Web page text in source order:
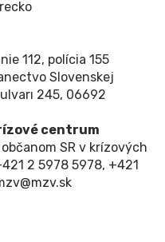
112, polícia 155
Slovenskej
245, 06692
centrum
SR v krízových
2 5978 5978, +421